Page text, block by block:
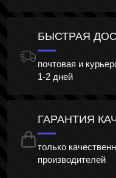
БЫСТРАЯ
почтовая и
1-2 дней
ГАРАНТИЯ
только
производителей